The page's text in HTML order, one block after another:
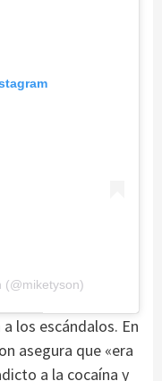
(@miketyson)
los escándalos. En
asegura que «era
a la cocaína y